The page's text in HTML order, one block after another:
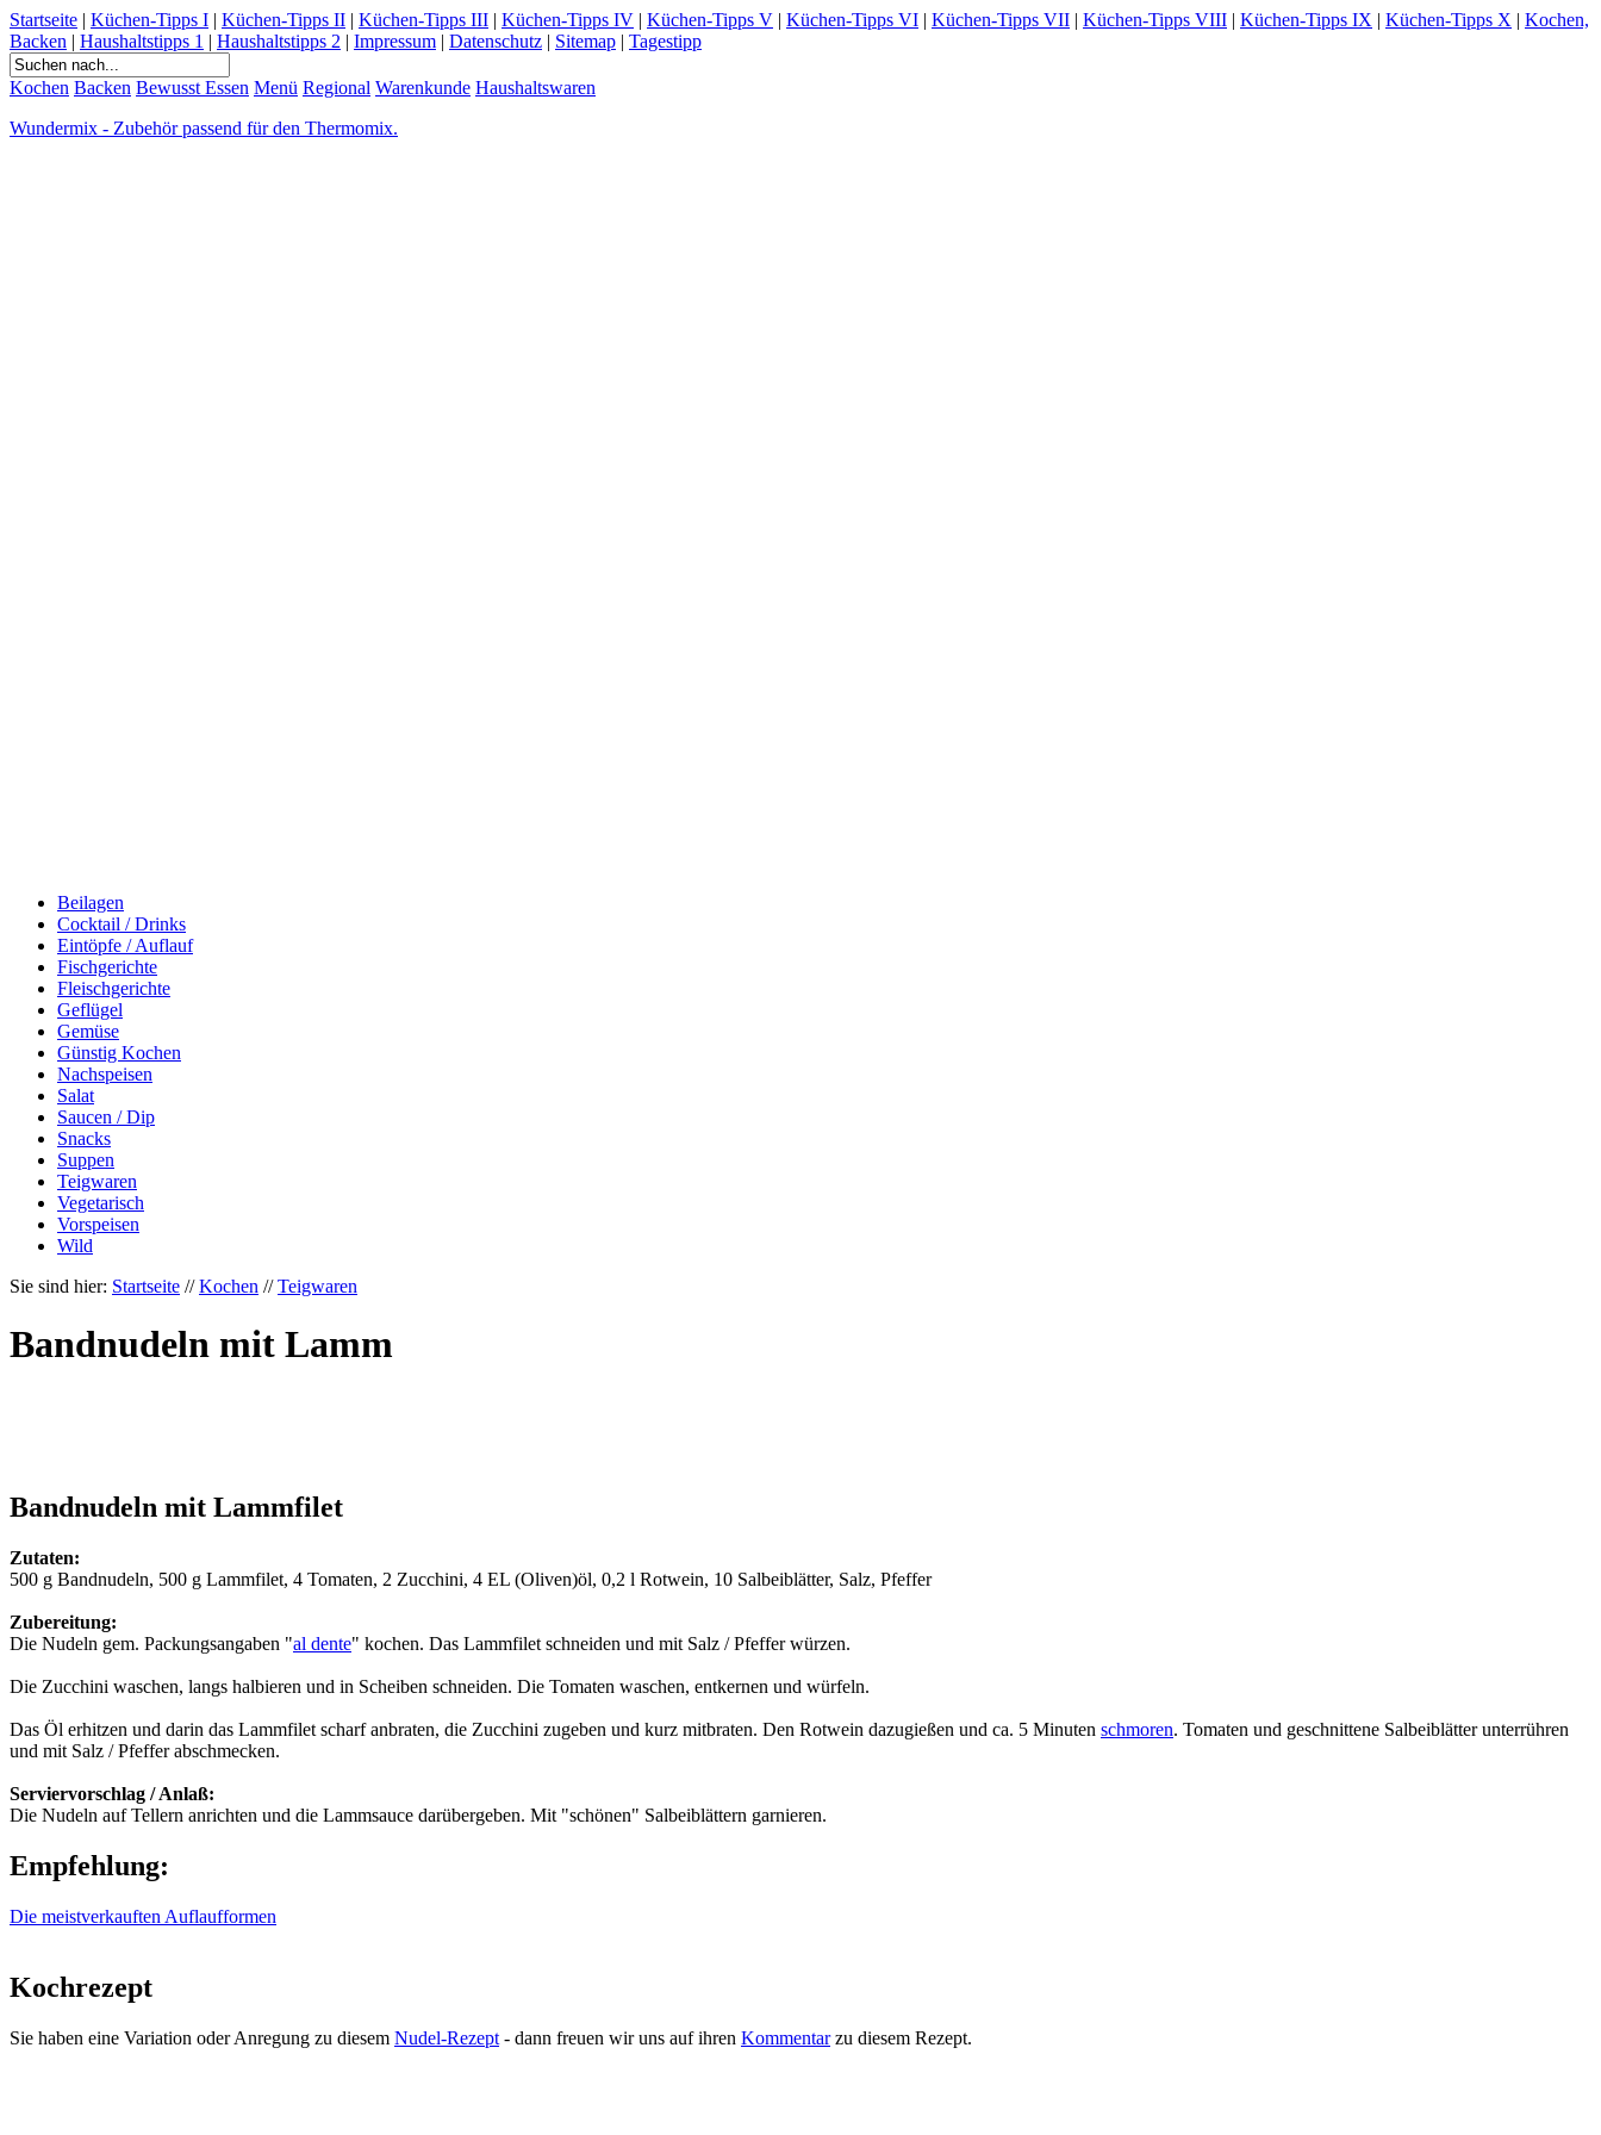
Startseite | Küchen-Tipps I | Küchen-Tipps II | Küchen-Tipps III | Küchen-Tipps IV | Küchen-Tipps V | Küchen-Tipps VI | Küchen-Tipps VII | Küchen-Tipps VIII | Küchen-Tipps IX | Küchen-Tipps X | Kochen,
Backen | Haushaltstipps 1 | Haushaltstipps 2 | Impressum | Datenschutz | Sitemap | Tagestipp
Kochen Backen Bewusst Essen Menü Regional Warenkunde Haushaltswaren
Wundermix - Zubehör passend für den Thermomix.
Beilagen
Cocktail / Drinks
Eintöpfe / Auflauf
Fischgerichte
Fleischgerichte
Geflügel
Gemüse
Günstig Kochen
Nachspeisen
Salat
Saucen / Dip
Snacks
Suppen
Teigwaren
Vegetarisch
Vorspeisen
Wild
Sie sind hier: Startseite //Kochen //Teigwaren
Bandnudeln mit Lamm
Bandnudeln mit Lammfilet
Zutaten:
500 g Bandnudeln, 500 g Lammfilet, 4 Tomaten, 2 Zucchini, 4 EL (Oliven)öl, 0,2 l Rotwein, 10 Salbeiblätter, Salz, Pfeffer
Zubereitung:
Die Nudeln gem. Packungsangaben "al dente" kochen. Das Lammfilet schneiden und mit Salz / Pfeffer würzen.
Die Zucchini waschen, langs halbieren und in Scheiben schneiden. Die Tomaten waschen, entkernen und würfeln.
Das Öl erhitzen und darin das Lammfilet scharf anbraten, die Zucchini zugeben und kurz mitbraten. Den Rotwein dazugießen und ca. 5 Minuten schmoren. Tomaten und geschnittene Salbeiblätter unterrühren
und mit Salz / Pfeffer abschmecken.
Serviervorschlag / Anlaß:
Die Nudeln auf Tellern anrichten und die Lammsauce darübergeben. Mit "schönen" Salbeiblättern garnieren.
Empfehlung:
Die meistverkauften Auflaufformen
Kochrezept
Sie haben eine Variation oder Anregung zu diesem Nudel-Rezept - dann freuen wir uns auf ihren Kommentarzu diesem Rezept.